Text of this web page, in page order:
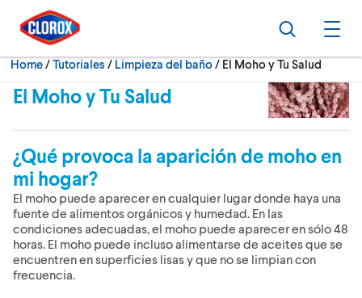
Skip to main navigation
Skip to content
Skip to footer
Search
Home/Tutoriales Limpieza del baño Current:
El Moho y Tu Salud
El Moho y Tu Salud
¿Qué provoca la aparición de moho en
mi hogar?
El moho puede aparecer en cualquier lugar donde haya una
fuente de alimentos orgánicos y humedad. En las
condiciones adecuadas, el moho puede aparecer en sólo 48
horas. El moho puede incluso alimentarse de aceites que se
encuentren en superficies lisas y que no se limpian con
frecuencia.